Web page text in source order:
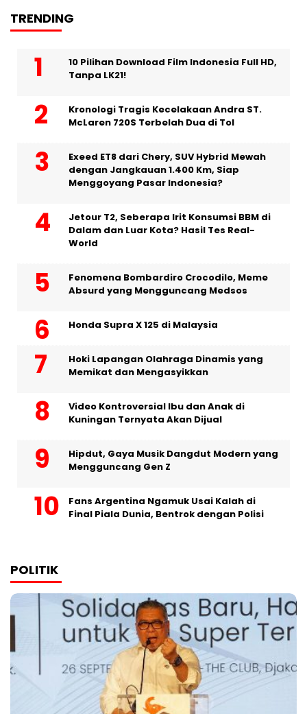
TRENDING
10 Pilihan Download Film Indonesia Full HD,
Tanpa LK21!
Kronologi Tragis Kecelakaan Andra ST.
McLaren 720S Terbelah Dua di Tol
Exeed ET8 dari Chery, SUV Hybrid Mewah
dengan Jangkauan 1.400 Km, Siap
Menggoyang Pasar Indonesia?
Jetour T2, Seberapa Irit Konsumsi BBM di
Dalam dan Luar Kota? Hasil Tes Real-
World
Fenomena Bombardiro Crocodilo, Meme
Absurd yang Mengguncang Medsos
Honda Supra X 125 di Malaysia
Hoki Lapangan Olahraga Dinamis yang
Memikat dan Mengasyikkan
Video Kontroversial Ibu dan Anak di
Kuningan Ternyata Akan Dijual
Hipdut, Gaya Musik Dangdut Modern yang
Mengguncang Gen Z
Fans Argentina Ngamuk Usai Kalah di
Final Piala Dunia, Bentrok dengan Polisi
POLITIK